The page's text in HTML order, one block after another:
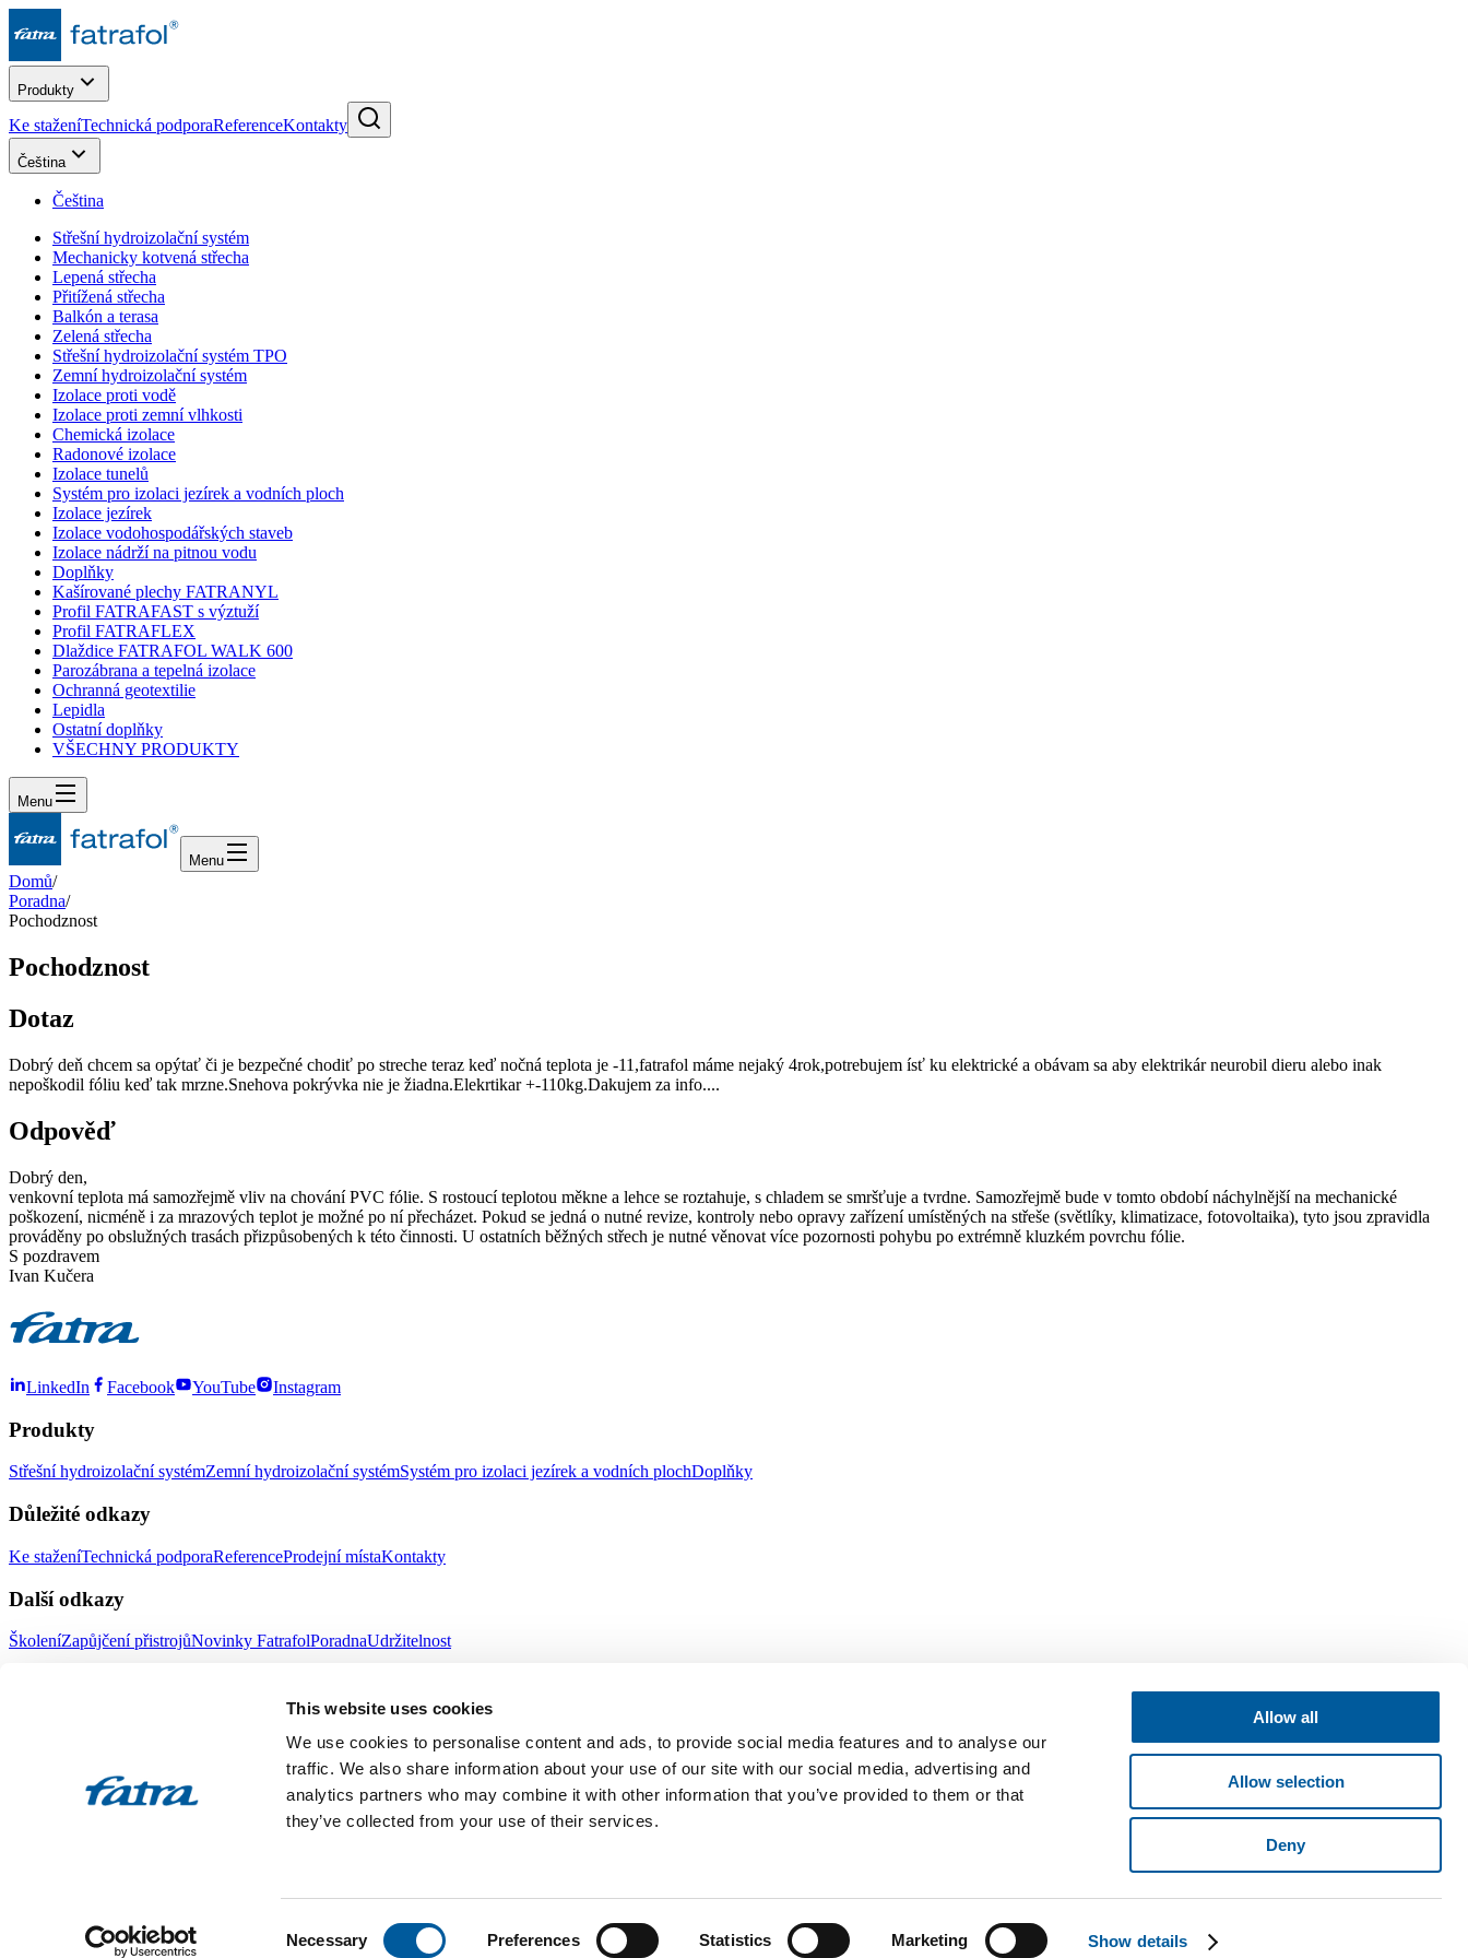
This website uses cookies
We use cookies to personalise content and ads, to provide social media features and to analyse our
traffic. We also share information about your use of our site with our social media, advertising and
analytics partners who may combine it with other information that you’ve provided to them or that
they’ve collected from your use of their services.
Necessary Preferences Statistics Marketing Show details
Allow all
Allow selection
Deny
Produkty
Ke staženíTechnická podporaReferenceKontakty
Čeština
Čeština
Střešní hydroizolační systém
Mechanicky kotvená střecha
Lepená střecha
Přitížená střecha
Balkón a terasa
Zelená střecha
Střešní hydroizolační systém TPO
Zemní hydroizolační systém
Izolace proti vodě
Izolace proti zemní vlhkosti
Chemická izolace
Radonové izolace
Izolace tunelů
Systém pro izolaci jezírek a vodních ploch
Izolace jezírek
Izolace vodohospodářských staveb
Izolace nádrží na pitnou vodu
Doplňky
Kašírované plechy FATRANYL
Profil FATRAFAST s výztuží
Profil FATRAFLEX
Dlaždice FATRAFOL WALK 600
Parozábrana a tepelná izolace
Ochranná geotextilie
Lepidla
Ostatní doplňky
VŠECHNY PRODUKTY
Menu
Menu
Domů/
Poradna/
Pochodznost
Pochodznost
Dotaz
Dobrý deň chcem sa opýtať či je bezpečné chodiť po streche teraz keď nočná teplota je -11,fatrafol máme nejaký 4rok,potrebujem ísť ku elektrické a obávam sa aby elektrikár neurobil dieru alebo inak
nepoškodil fóliu keď tak mrzne.Snehova pokrývka nie je žiadna.Elekrtikar +-110kg.Dakujem za info....
Odpověď
Dobrý den,
venkovní teplota má samozřejmě vliv na chování PVC fólie. S rostoucí teplotou měkne a lehce se roztahuje, s chladem se smršťuje a tvrdne. Samozřejmě bude v tomto období náchylnější na mechanické
poškození, nicméně i za mrazových teplot je možné po ní přecházet. Pokud se jedná o nutné revize, kontroly nebo opravy zařízení umístěných na střeše (světlíky, klimatizace, fotovoltaika), tyto jsou zpravidla
prováděny po obslužných trasách přizpůsobených k této činnosti. U ostatních běžných střech je nutné věnovat více pozornosti pohybu po extrémně kluzkém povrchu fólie.
S pozdravem
Ivan Kučera
LinkedIn Facebook YouTube Instagram
Produkty
Střešní hydroizolační systémZemní hydroizolační systémSystém pro izolaci jezírek a vodních plochDoplňky
Důležité odkazy
Ke staženíTechnická podporaReferenceProdejní místaKontakty
Další odkazy
ŠkoleníZapůjčení přistrojůNovinky FatrafolPoradnaUdržitelnost
Volné pozice Ochrana oznamovatelů
vložka 4598. Společnost Fatra, a.s., je členem koncernu AGROFERT řízeného společností AGROFERT, a.s., IČO 26185610, se sídlem na adrese Pyšelská 2327/2, Chodov, 149 00 Praha 4. © 2026 Fatra, a.s. •